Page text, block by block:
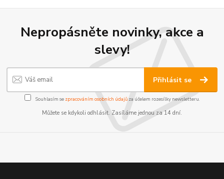
Nepropásněte novinky, akce a
slevy!
Přihlásit se
Souhlasím se zpracováním osobních údajůza účelem rozesílky newsletteru.
Můžete se kdykoli odhlásit. Zasíláme jednou za 14 dní.